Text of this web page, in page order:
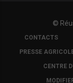
©
FOOTER
COPYRIGHT
CONTACTS
PRESSE
CENTRE